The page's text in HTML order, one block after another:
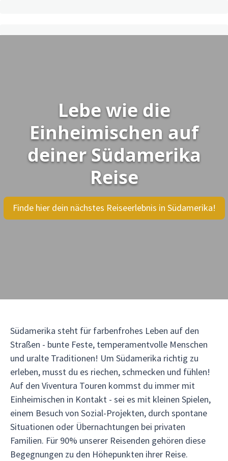
Lebe wie die
Einheimischen auf
deiner Südamerika
Reise
Finde hier dein nächstes Reiseerlebnis in Südamerika!
Südamerika steht für farbenfrohes Leben auf den
Straßen - bunte Feste, temperamentvolle Menschen
und uralte Traditionen! Um Südamerika richtig zu
erleben, musst du es riechen, schmecken und fühlen!
Auf den Viventura Touren kommst du immer mit
Einheimischen in Kontakt - sei es mit kleinen Spielen,
einem Besuch von Sozial-Projekten, durch spontane
Situationen oder Übernachtungen bei privaten
Familien. Für 90% unserer Reisenden gehören diese
Begegnungen zu den Höhepunkten ihrer Reise.